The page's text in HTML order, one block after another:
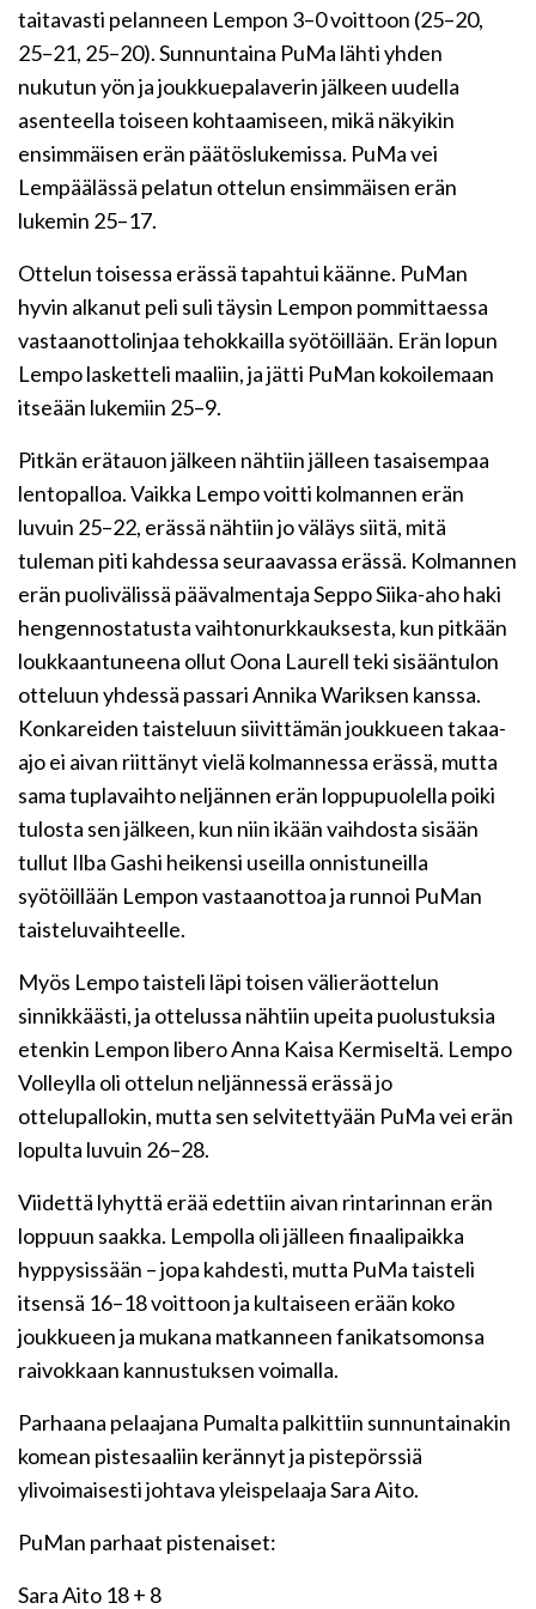
taitavasti pelanneen Lempon 3–0 voittoon (25–20,
25–21, 25–20). Sunnuntaina PuMa lähti yhden
nukutun yön ja joukkuepalaverin jälkeen uudella
asenteella toiseen kohtaamiseen, mikä näkyikin
ensimmäisen erän päätöslukemissa. PuMa vei
Lempäälässä pelatun ottelun ensimmäisen erän
lukemin 25–17.
Ottelun toisessa erässä tapahtui käänne. PuMan
hyvin alkanut peli suli täysin Lempon pommittaessa
vastaanottolinjaa tehokkailla syötöillään. Erän lopun
Lempo lasketteli maaliin, ja jätti PuMan kokoilemaan
itseään lukemiin 25–9.
Pitkän erätauon jälkeen nähtiin jälleen tasaisempaa
lentopalloa. Vaikka Lempo voitti kolmannen erän
luvuin 25–22, erässä nähtiin jo väläys siitä, mitä
tuleman piti kahdessa seuraavassa erässä. Kolmannen
erän puolivälissä päävalmentaja Seppo Siika-aho haki
hengennostatusta vaihtonurkkauksesta, kun pitkään
loukkaantuneena ollut Oona Laurell teki sisääntulon
otteluun yhdessä passari Annika Wariksen kanssa.
Konkareiden taisteluun siivittämän joukkueen takaa-
ajo ei aivan riittänyt vielä kolmannessa erässä, mutta
sama tuplavaihto neljännen erän loppupuolella poiki
tulosta sen jälkeen, kun niin ikään vaihdosta sisään
tullut Ilba Gashi heikensi useilla onnistuneilla
syötöillään Lempon vastaanottoa ja runnoi PuMan
taisteluvaihteelle.
Myös Lempo taisteli läpi toisen välieräottelun
sinnikkäästi, ja ottelussa nähtiin upeita puolustuksia
etenkin Lempon libero Anna Kaisa Kermiseltä. Lempo
Volleylla oli ottelun neljännessä erässä jo
ottelupallokin, mutta sen selvitettyään PuMa vei erän
lopulta luvuin 26–28.
Viidettä lyhyttä erää edettiin aivan rintarinnan erän
loppuun saakka. Lempolla oli jälleen finaalipaikka
hyppysissään – jopa kahdesti, mutta PuMa taisteli
itsensä 16–18 voittoon ja kultaiseen erään koko
joukkueen ja mukana matkanneen fanikatsomonsa
raivokkaan kannustuksen voimalla.
Parhaana pelaajana Pumalta palkittiin sunnuntainakin
komean pistesaaliin kerännyt ja pistepörssiä
ylivoimaisesti johtava yleispelaaja Sara Aito.
PuMan parhaat pistenaiset:
Sara Aito 18 + 8